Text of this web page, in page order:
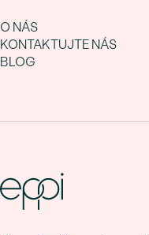
O NÁS
KONTAKTUJTE NÁS
BLOG